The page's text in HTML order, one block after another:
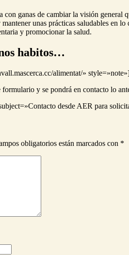
con ganas de cambiar la visión
unas prácticas saludables en
y promocionar la salud.
habitos…
alimentat/»
y se pondrá en contacto lo
desde AER para
obligatorios están marcados con *